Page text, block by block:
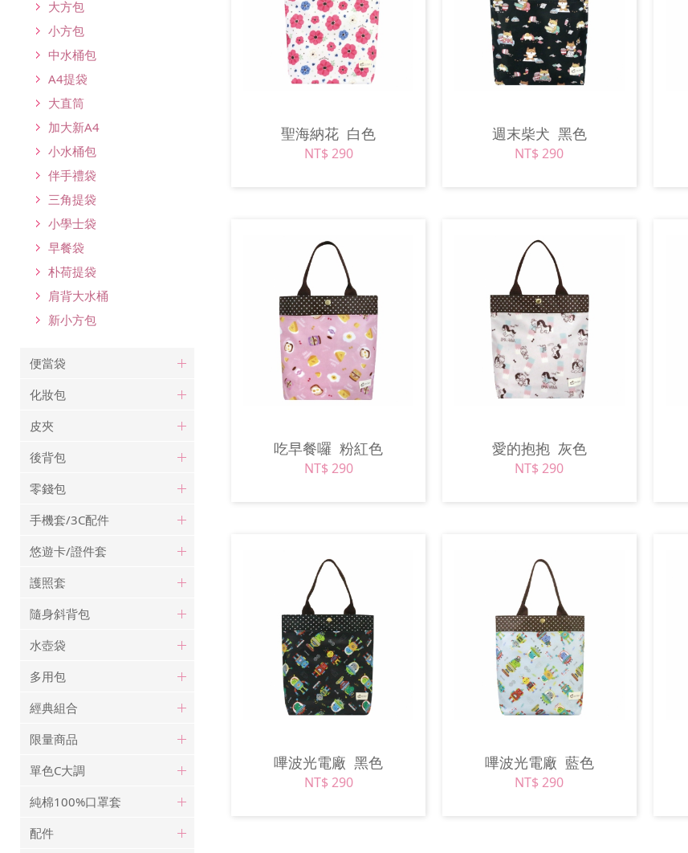
大方包
小方包
中水桶包
A4提袋
大直筒
加大新A4
小水桶包
伴手禮袋
三角提袋
小學士袋
早餐袋
朴荷提袋
肩背大水桶
新小方包
便當袋
化妝包
皮夾
後背包
零錢包
手機套/3C配件
悠遊卡/證件套
護照套
隨身斜背包
水壺袋
多用包
經典組合
限量商品
單色C大調
純棉100%口罩套
配件
聖海納花 白色
NT$ 290
週末柴犬 黑色
NT$ 290
吃早餐囉粉紅色
NT$ 290
愛的抱抱 灰色
NT$ 290
嗶波光電廠黑色
NT$ 290
嗶波光電廠 藍色
NT$ 290